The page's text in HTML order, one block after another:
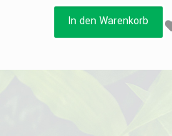
In den Warenkorb